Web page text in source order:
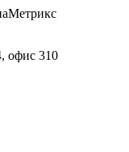
офис 310